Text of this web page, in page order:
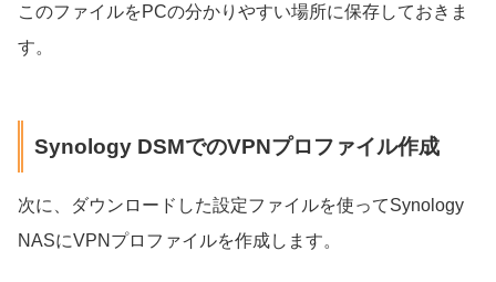
このファイルをPCの分かりやすい場所に保存しておきま
す。
Synology DSMでのVPNプロファイル作成
次に、ダウンロードした設定ファイルを使ってSynology
NASにVPNプロファイルを作成します。